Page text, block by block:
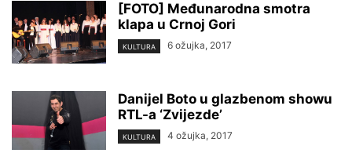
[FOTO] Međunarodna smotra
klapa u Crnoj Gori
KULTURA 6 ožujka, 2017
Danijel Boto u glazbenom showu
RTL-a ‘Zvijezde’
KULTURA 4 ožujka, 2017